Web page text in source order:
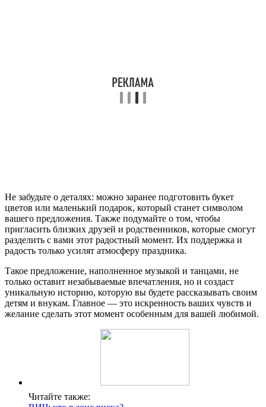
Не забудьте о деталях: можно заранее подготовить букет
цветов или маленький подарок, который станет символом
вашего предложения. Также подумайте о том, чтобы
пригласить близких друзей и родственников, которые смогут
разделить с вами этот радостный момент. Их поддержка и
радость только усилят атмосферу праздника.
Такое предложение, наполненное музыкой и танцами, не
только оставит незабываемые впечатления, но и создаст
уникальную историю, которую вы будете рассказывать своим
детям и внукам. Главное — это искренность ваших чувств и
желание сделать этот момент особенным для вашей любимой.
Читайте также: